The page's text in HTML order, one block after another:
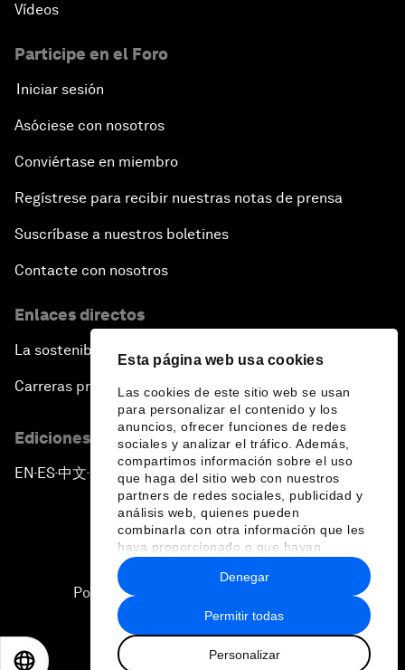
Esta página web usa cookies
Las cookies de este sitio web se usan
para personalizar el contenido y los
anuncios, ofrecer funciones de redes
sociales y analizar el tráfico. Además,
compartimos información sobre el uso
que haga del sitio web con nuestros
partners de redes sociales, publicidad y
análisis web, quienes pueden
combinarla con otra información que les
haya proporcionado o que hayan
recopilado a partir del uso que haya
hecho de sus servicios.
Permitir todas
Personalizar
Denegar
Vídeos
Participe en el Foro
Iniciar sesión
Asóciese con nosotros
Conviértase en miembro
Regístrese para recibir nuestras notas de prensa
Suscríbase a nuestros boletines
Contacte con nosotros
Enlaces directos
La sostenibilidad en el Foro
Carreras profesionales
Ediciones en otros idiomas
EN ▪ ES▪中文▪ 日本語
Política de privacidad y normas de uso
2026 Foro Económico Mundial